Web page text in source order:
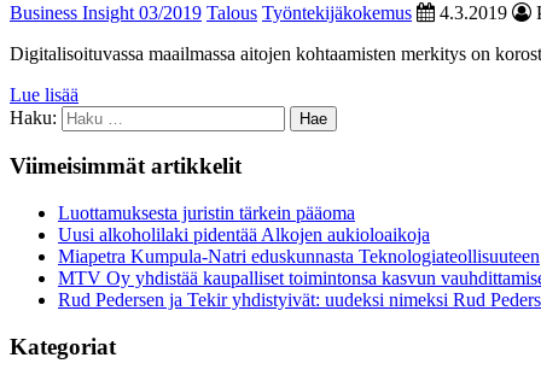
Business Insight 03/2019 Talous Työntekijäkokemus 4.3.2019
Digitalisoituvassa maailmassa aitojen kohtaamisten merkitys on
Lue lisää
Haku:
Viimeisimmät artikkelit
Luottamuksesta juristin tärkein pääoma
Uusi alkoholilaki pidentää Alkojen aukioloaikoja
Miapetra Kumpula-Natri eduskunnasta Teknologiateollisuuteen
MTV Oy yhdistää kaupalliset toimintonsa kasvun
Rud Pedersen ja Tekir yhdistyivät: uudeksi nimeksi Rud
Kategoriat